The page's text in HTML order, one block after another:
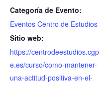
Categoría de Evento:
Eventos Centro de Estudios
Sitio web:
https://centrodeestudios.cgp
e.es/curso/como-mantener-
una-actitud-positiva-en-el-